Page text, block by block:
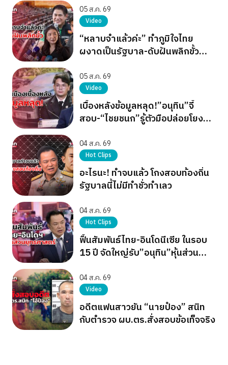
05 ส.ค. 69
Video
“หลาบจำแล้วค่ะ” ทำภูมิใจไทย
ผงาดเป็นรัฐบาล-ดับฝันพลิกขั้ว
05 ส.ค. 69
Video
เบื้องหลังข้อมูลหลุด!”อนุทิน”จี้
สอบ-“ไชยชนก”รู้ตัวมือปล่อยโยง
04 ส.ค. 69
Hot Clips
อะไรนะ! ทำจบแล้ว โกงสอบท้องถิ่น
รัฐบาลนี้ไม่มีทำชั่วทำเลว
04 ส.ค. 69
Hot Clips
ฟื้นสัมพันธ์ไทย-อินโดนีเซีย ในรอบ
15 ปี จัดใหญ่รับ”อนุทิน”หุ้นส่วน
04 ส.ค. 69
Video
อดีตแฟนสาวยัน “นายป๋อง” สนิท
กับตำรวจ ผบ.ตร.สั่งสอบข้อเท็จจริง